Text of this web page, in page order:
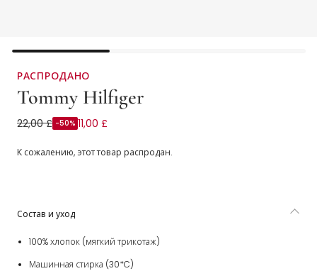
РАСПРОДАНО
Tommy Hilfiger
Футболка синяя из хлопкового трикотажа с белыми
22,00 £ -50% 11,00 £
К сожалению, этот товар распродан.
Состав и уход
100% хлопок (мягкий трикотаж)
Машинная стирка (30*C)